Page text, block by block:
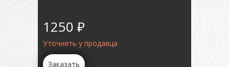
1250 ₽
Уточнять у продавца
Заказать